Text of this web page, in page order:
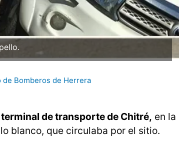
de Bomberos de Herrera
de transporte de Chitré, en
blanco, que circulaba por el sitio.